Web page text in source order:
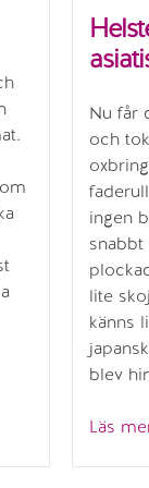
Nu får
och
ingen
snabbt
lite
känns
blev
Läs